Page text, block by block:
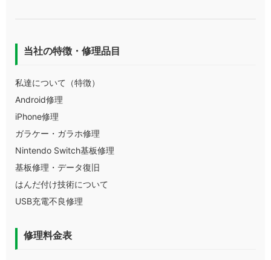
当社の特徴・修理品目
私達について（特徴）
Android修理
iPhone修理
ガラケー・ガラホ修理
Nintendo Switch基板修理
基板修理・データ復旧
はんだ付け技術について
USB充電不良修理
修理料金表